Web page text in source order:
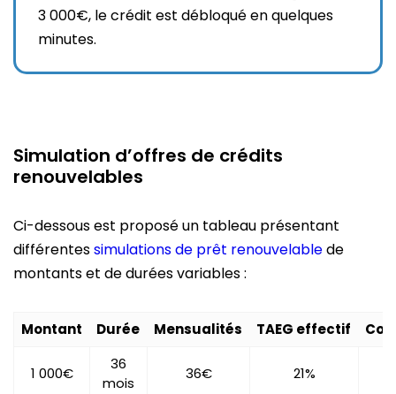
3 000€, le crédit est débloqué en quelques
minutes.
Simulation d’offres de crédits
renouvelables
Ci-dessous est proposé un tableau présentant
différentessimulations de prêt renouvelablede
montants et de durées variables :
Montant Durée Mensualités TAEG effectif
1 000€
36
mois
36€ 21%